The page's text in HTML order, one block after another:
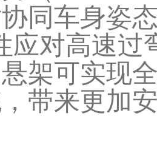
同车身姿
应对高速过
架可实现
带来更加